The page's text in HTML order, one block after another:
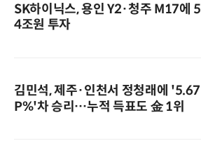
SK하이닉스, 용인 Y2·청주 M17에 5
4조원 투자
김민석, 제주·인천서 정청래에 '5.67
P%'차 승리…누적 득표도 金 1위